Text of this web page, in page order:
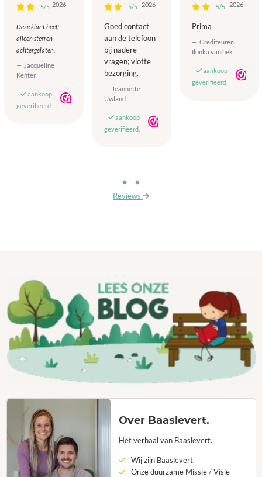
5/5 2026
Deze klant heeft
alleen sterren
achtergelaten.
Jacqueline
Kenter
aankoop
geverifieerd.
5/5 2026
Goed contact
aan de telefoon
bij nadere
vragen; vlotte
bezorging.
Jeannette
Uwland
aankoop
geverifieerd.
5/5 2026
Prima
Crediteuren
Ilonka van hek
aankoop
geverifieerd.
Reviews
Over Baaslevert.
Het verhaal van Baaslevert.
Wij zijn Baaslevert.
Onze duurzame Missie / Visie